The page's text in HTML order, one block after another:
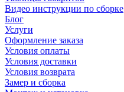
Видео инструкции по сборке
Блог
Услуги
Оформление заказа
Условия оплаты
Условия доставки
Условия возврата
Замер и сборка